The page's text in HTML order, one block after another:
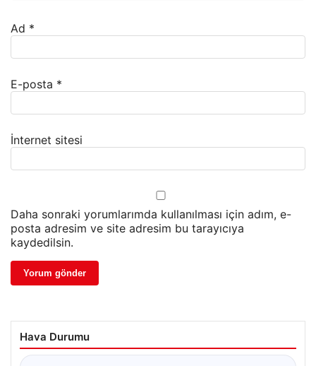
Ad *
E-posta *
İnternet sitesi
Daha sonraki yorumlarımda kullanılması için adım, e-
posta adresim ve site adresim bu tarayıcıya
kaydedilsin.
Hava Durumu